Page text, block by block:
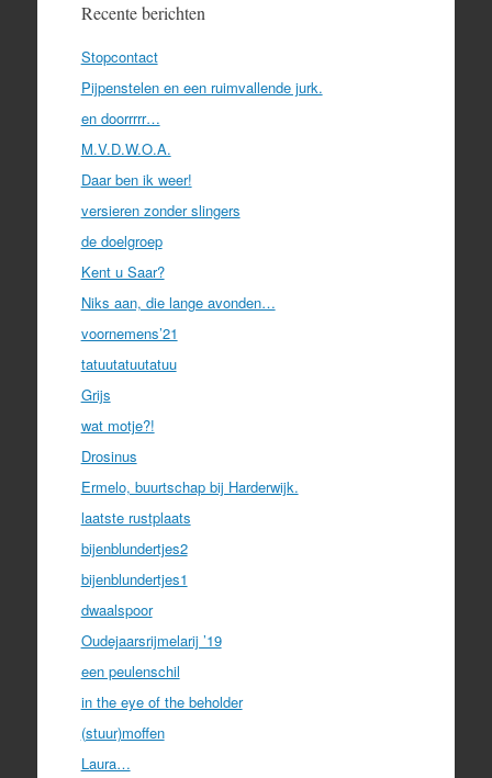
Recente berichten
Stopcontact
Pijpenstelen en een ruimvallende jurk.
en doorrrrr…
M.V.D.W.O.A.
Daar ben ik weer!
versieren zonder slingers
de doelgroep
Kent u Saar?
Niks aan, die lange avonden…
voornemens’21
tatuutatuutatuu
Grijs
wat motje?!
Drosinus
Ermelo, buurtschap bij Harderwijk.
laatste rustplaats
bijenblundertjes2
bijenblundertjes1
dwaalspoor
Oudejaarsrijmelarij ’19
een peulenschil
in the eye of the beholder
(stuur)moffen
Laura…